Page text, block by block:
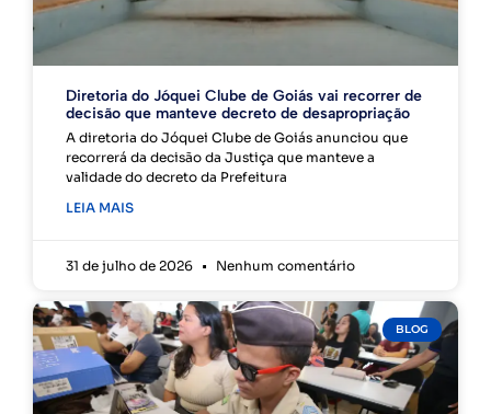
Diretoria do Jóquei Clube de Goiás vai recorrer de
decisão que manteve decreto de desapropriação
A diretoria do Jóquei Clube de Goiás anunciou que
recorrerá da decisão da Justiça que manteve a
validade do decreto da Prefeitura
LEIA MAIS
31 de julho de 2026 Nenhum comentário
BLOG